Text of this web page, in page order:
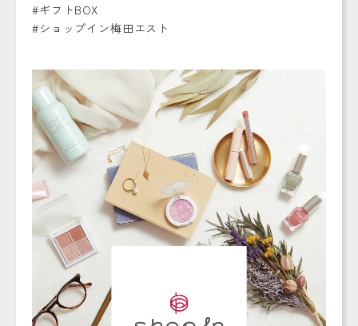
#ギフトBOX
#ショップイン梅田エスト